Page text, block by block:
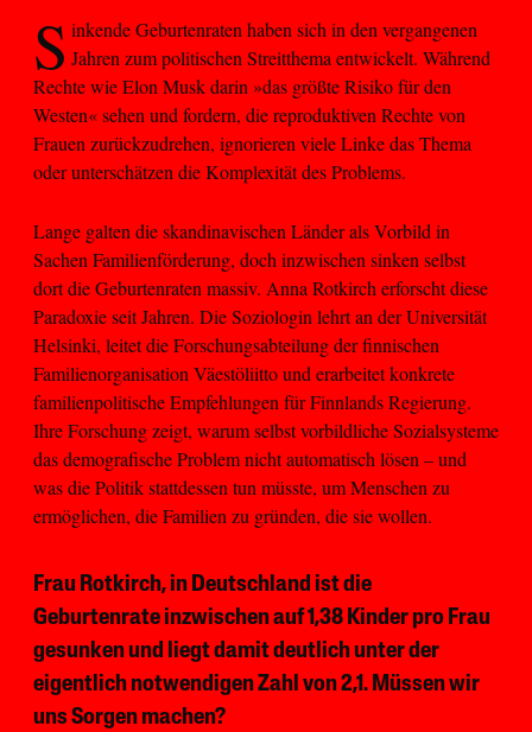
S inkende Geburtenraten haben sich in den vergangenen
Jahren zum politischen Streitthema entwickelt. Während
Rechte wie Elon Musk darin »das größte Risiko für den
Westen« sehen und fordern, die reproduktiven Rechte von
Frauen zurückzudrehen, ignorieren viele Linke das Thema
oder unterschätzen die Komplexität des Problems.
Lange galten die skandinavischen Länder als Vorbild in
Sachen Familienförderung, doch inzwischen sinken selbst
dort die Geburtenraten massiv. Anna Rotkirch erforscht diese
Paradoxie seit Jahren. Die Soziologin lehrt an der Universität
Helsinki, leitet die Forschungsabteilung der finnischen
Familienorganisation Väestöliitto und erarbeitet konkrete
familienpolitische Empfehlungen für Finnlands Regierung.
Ihre Forschung zeigt, warum selbst vorbildliche Sozialsysteme
das demografische Problem nicht automatisch lösen – und
was die Politik stattdessen tun müsste, um Menschen zu
ermöglichen, die Familien zu gründen, die sie wollen.
Frau Rotkirch, in Deutschland ist die
Geburtenrate inzwischen auf 1,38 Kinder pro Frau
gesunken und liegt damit deutlich unter der
eigentlich notwendigen Zahl von 2,1. Müssen wir
uns Sorgen machen?